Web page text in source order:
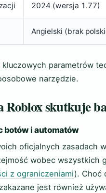
2024 (wersja 1.77)
Angielski (brak
parametrów
narzędzie.
Roblox skutkuje
botów i automatów
oficjalnych zasadach
wobec wszystkich
z ograniczeniami). Choć
jest również